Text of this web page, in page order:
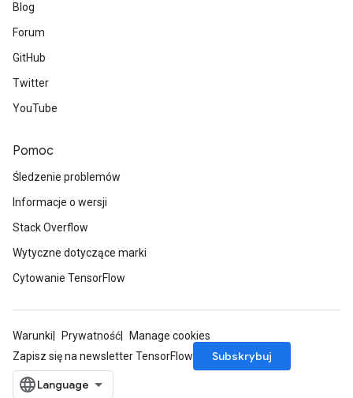
Blog
Forum
GitHub
Twitter
YouTube
Pomoc
Śledzenie problemów
Informacje o wersji
Stack Overflow
Wytyczne dotyczące marki
Cytowanie TensorFlow
Warunki Prywatność
Manage cookies
Zapisz się na newsletter TensorFlow
Subskrybuj